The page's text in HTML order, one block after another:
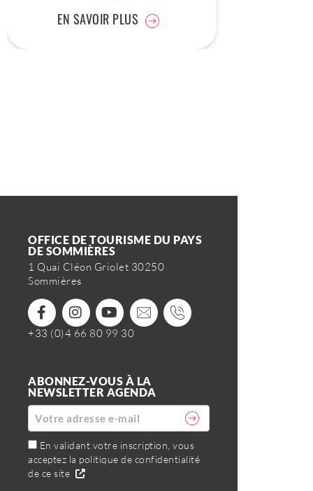
EN SAVOIR PLUS
OFFICE DE TOURISME DU PAYS
DE SOMMIÈRES
1 Quai Cléon Griolet 30250
Sommières
+33 (0)4 66 80 99 30
ABONNEZ-VOUS À LA
NEWSLETTER AGENDA
En validant votre inscription, vous
acceptez la politique de confidentialité
de ce site